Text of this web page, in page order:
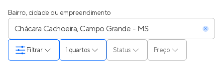
Bairro, cidade ou empreendimento
1 quartos Status Preço
Filtrar